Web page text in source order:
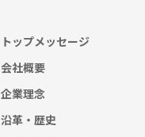
トップメッセージ
会社概要
企業理念
沿革・歴史